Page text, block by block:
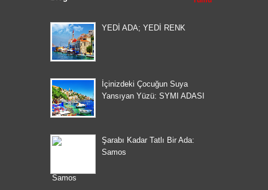
YEDİ ADA; YEDİ RENK
İçinizdeki Çocuğun Suya
Yansıyan Yüzü: SYMI ADASI
Şarabı Kadar Tatlı Bir Ada:
Samos